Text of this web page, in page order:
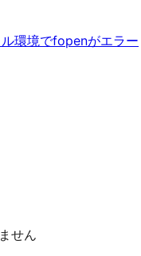
ル環境でfopenがエラー
せん